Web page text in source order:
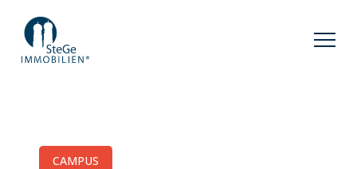
CAMPUS